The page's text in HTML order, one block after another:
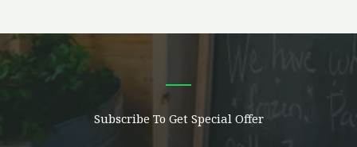
Subscribe To Get Special Offer​